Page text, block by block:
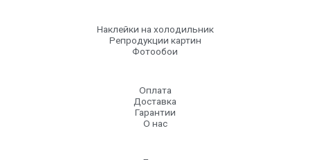
Наклейки на холодильник
Репродукции картин
Фотообои
Оплата
Доставка
Гарантии
О нас